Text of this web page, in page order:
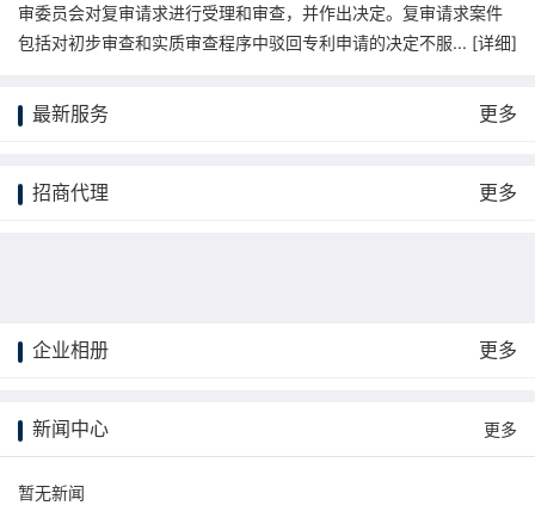
审委员会对复审请求进行受理和审查，并作出决定。复审请求案件
包括对初步审查和实质审查程序中驳回专利申请的决定不服... [详细]
最新服务 更多
招商代理 更多
企业相册 更多
新闻中心 更多
暂无新闻